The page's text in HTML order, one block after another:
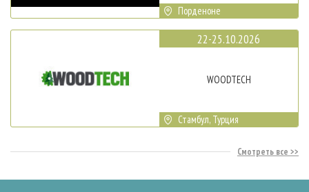
Порденоне
22-25.10.2026
WOODTECH
Стамбул, Турция
Смотреть все